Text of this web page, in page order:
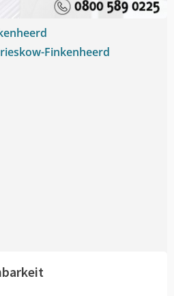
Finkenheerd